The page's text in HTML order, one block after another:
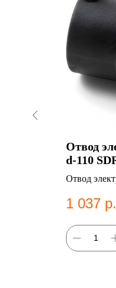
Отвод
d-110
Отвод
1 037 р.